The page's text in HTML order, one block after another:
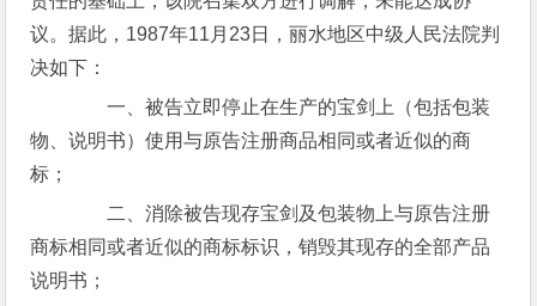
议。据此，1987年11月23日，丽水地区中级人民法院判
决如下：
一、被告立即停止在生产的宝剑上（包括包装
物、说明书）使用与原告注册商品相同或者近似的商
标；
二、消除被告现存宝剑及包装物上与原告注册
商标相同或者近似的商标标识，销毁其现存的全部产品
说明书；